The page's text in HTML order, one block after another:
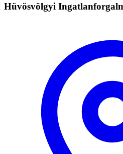
Hüvösvölgyi